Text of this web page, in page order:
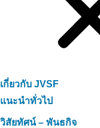
เกี่ยวกับ JVSF
แนะนำทั่วไป
วิสัยทัศน์ – พันธกิจ